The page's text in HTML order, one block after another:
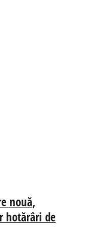
nouă,
hotărâri de